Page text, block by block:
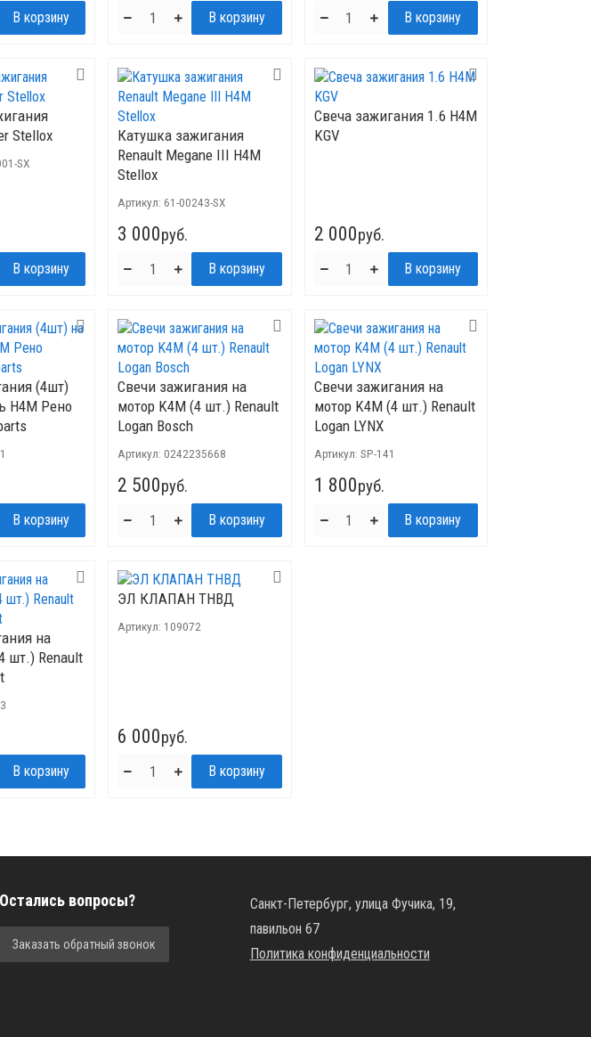
Stellox
SX
Катушка зажигания
Renault Megane III H4M
Stellox
Артикул: 61-00243-SX
3 000руб.
Свеча зажигания 1.6 H4M
KGV
2 000руб.
(4шт)
H4M Рено
Свечи зажигания на
мотор K4M (4 шт.) Renault
Logan Bosch
Артикул:0242235668
2 500руб.
Свечи зажигания на
мотор K4M (4 шт.) Renault
Logan LYNX
Артикул: SP-141
1 800руб.
на
шт.) Renault
ЭЛ КЛАПАН ТНВД
Артикул: 109072
6 000руб.
Остались вопросы?
Заказать обратный звонок
Санкт-Петербург, улица Фучика, 19,
павильон 67
Политика конфиденциальности